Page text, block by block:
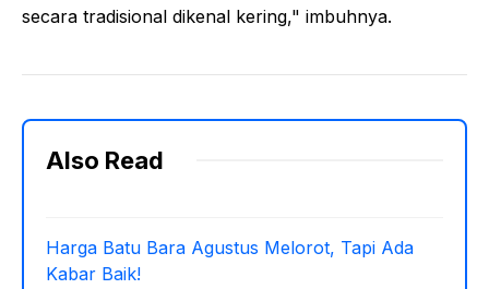
secara tradisional dikenal kering," imbuhnya.
Also Read
Harga Batu Bara Agustus Melorot, Tapi Ada
Kabar Baik!